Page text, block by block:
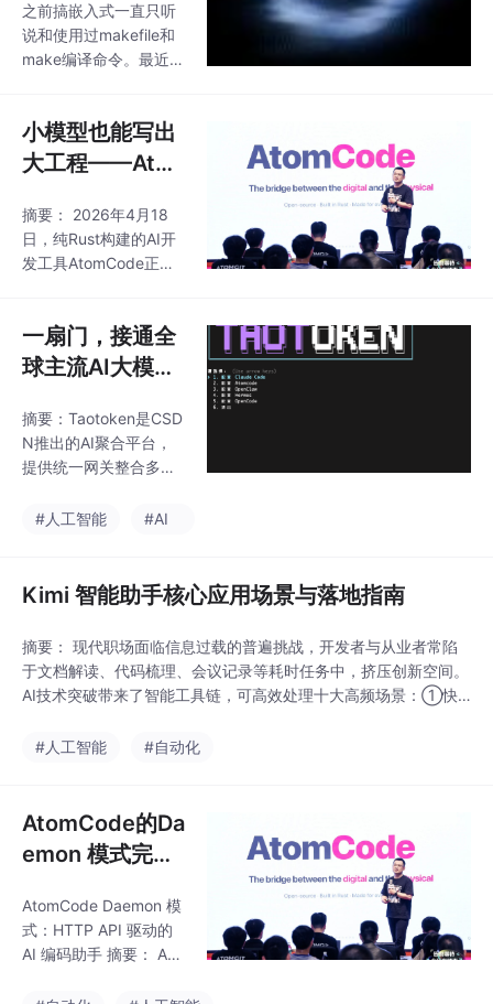
加速，延迟<100ms；
5）灵活Token Plan套
餐和按量付费。支持Op
立开发者和小团队快速
验证AI能
门
之前搞嵌入式一直只听
说和使用过makefile和
make编译命令。最近鸿
构建产生了兴趣，了解
到鸿蒙系统的编译构建
是基于 Gn 和 Ninja 完
成的。那么什么是Gn 与
Ninja?比makefile强到
哪了？了解尝试了一
番，被这速度惊到了！
两点就是：1.比写make
file省事，2.比make编
译速度速度快不止一点
小模型也能写出
大工程——Ato
eCode国产替
代） 的介绍及使
摘要： 2026年4月18
日，纯Rust构建的AI开
发工具AtomCode正式
具空白。该工具支持多
模型接入（如DeepSee
k、GLM等），内置8大
代码图谱工具，提供安
全回滚功能，深度集成
AtomGit生态，并承诺T
oken限免。性能达Clau
任务表现持平。支持ma
一扇门，接通全
球主流AI大模
otoken 介绍及
使用
摘要：Taotoken是CSD
N推出的AI聚合平台，
提供统一网关整合多模
集成不同厂商接口的痛
低维护成本；2）模型广
场支持选型试用；3）
可视化控制台管理密钥
和用量；4）全球专线
加速，延迟<100ms；
5）灵活Token Plan套
enAI兼容协议，提供CL
验证AI能
#人工智能 #AI
Kimi 智能助手核心应用场景与落地指南
摘要： 现代职场面临信息过载的普遍挑战，开发者与从业者常陷
于文档解读、代码梳理、会议记录等耗时任务中，挤压创新空间。
AI技术突破带来了智能工具链，可高效处理十大高频场景：①快
解释与调试辅助；④专业级跨语言翻译润色；⑤营销文案批量生
问
#人工智能 #自动化
AtomCode的Da
emon 模式完全
与通信协议详解
AtomCode Daemon 模
式：HTTP API 驱动的
AI 编码助手 摘要： Ato